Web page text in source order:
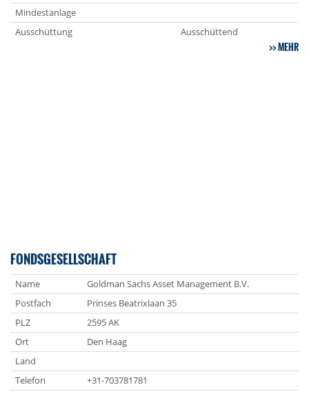
Mindestanlage
Ausschüttung
Ausschüttend
MEHR
FONDSGESELLSCHAFT
Name
Goldman Sachs Asset Management B.V.
Postfach
Prinses Beatrixlaan 35
PLZ
2595 AK
Ort
Den Haag
Land
Telefon
+31-703781781